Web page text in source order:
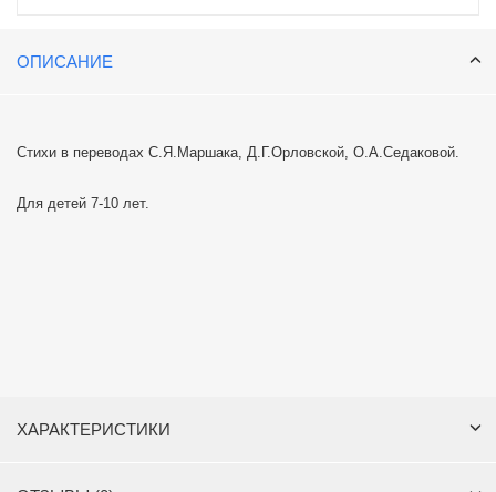
ОПИСАНИЕ
Стихи в переводах С.Я.Маршака, Д.Г.Орловской, О.А.Седаковой.
Для детей 7-10 лет.
ХАРАКТЕРИСТИКИ